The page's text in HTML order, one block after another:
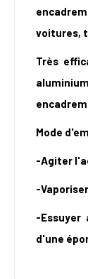
voitures,
Très
Mode
-Agiter
-
-
d'une